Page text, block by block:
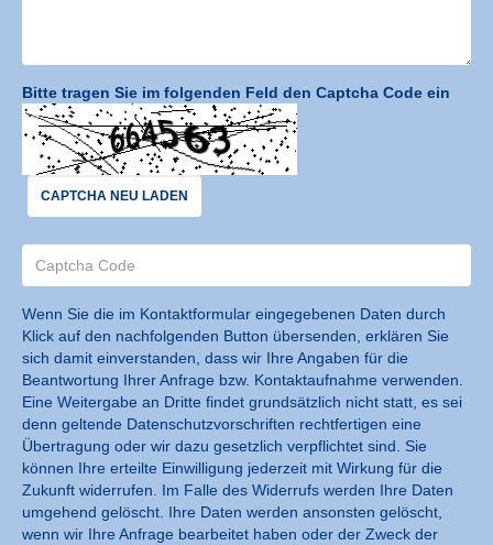
Bitte tragen Sie im folgenden Feld den Captcha Code ein
CAPTCHA NEU LADEN
Wenn Sie die im Kontaktformular eingegebenen Daten durch
Klick auf den nachfolgenden Button übersenden, erklären Sie
sich damit einverstanden, dass wir Ihre Angaben für die
Beantwortung Ihrer Anfrage bzw. Kontaktaufnahme verwenden.
Eine Weitergabe an Dritte findet grundsätzlich nicht statt, es sei
denn geltende Datenschutzvorschriften rechtfertigen eine
Übertragung oder wir dazu gesetzlich verpflichtet sind. Sie
können Ihre erteilte Einwilligung jederzeit mit Wirkung für die
Zukunft widerrufen. Im Falle des Widerrufs werden Ihre Daten
umgehend gelöscht. Ihre Daten werden ansonsten gelöscht,
wenn wir Ihre Anfrage bearbeitet haben oder der Zweck der